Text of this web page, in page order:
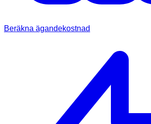
Beräkna ägandekostnad